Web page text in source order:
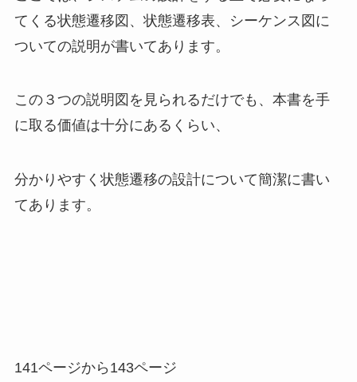
てくる状態遷移図、状態遷移表、シーケンス図に
ついての説明が書いてあります。
この３つの説明図を見られるだけでも、本書を手
に取る価値は十分にあるくらい、
分かりやすく状態遷移の設計について簡潔に書い
てあります。
141ページから143ページ